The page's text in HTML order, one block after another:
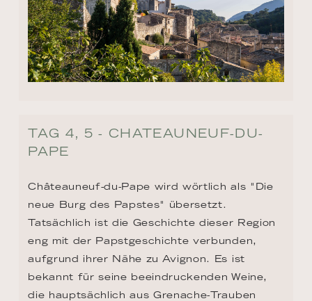
TAG 4, 5 - CHATEAUNEUF-DU-
PAPE
Châteauneuf-du-Pape wird wörtlich als "Die
neue Burg des Papstes" übersetzt.
Tatsächlich ist die Geschichte dieser Region
eng mit der Papstgeschichte verbunden,
aufgrund ihrer Nähe zu Avignon. Es ist
bekannt für seine beeindruckenden Weine,
die hauptsächlich aus Grenache-Trauben